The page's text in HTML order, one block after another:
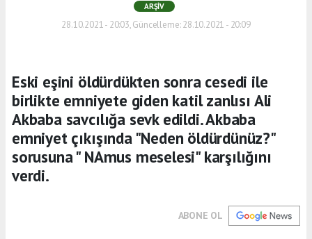
ARŞIV
28.10.2021 - 20:03, Güncelleme: 28.10.2021 - 20:09
Eski eşini öldürdükten sonra cesedi ile
birlikte emniyete giden katil zanlısı Ali
Akbaba savcılığa sevk edildi. Akbaba
emniyet çıkışında "Neden öldürdünüz?"
sorusuna " NAmus meselesi" karşılığını
verdi.
ABONE OL